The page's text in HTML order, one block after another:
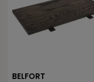
BELFORT